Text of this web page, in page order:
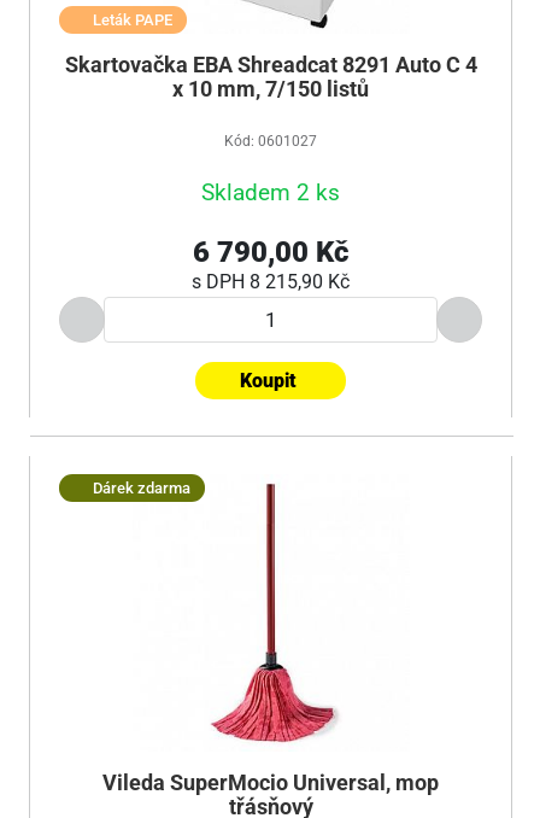
Leták PAPE
Skartovačka EBA Shreadcat 8291 Auto C 4
x 10 mm, 7/150 listů
Kód: 0601027
Skladem 2 ks
6 790,00 Kč
s DPH 8 215,90 Kč
Koupit
Dárek zdarma
Vileda SuperMocio Universal, mop
třásňový